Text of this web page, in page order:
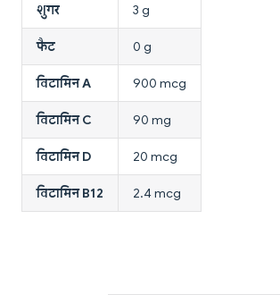
शुगर 3 g
फैट 0 g
विटामिन A 900 mcg
विटामिन C 90 mg
विटामिन D 20 mcg
विटामिन B12 2.4 mcg